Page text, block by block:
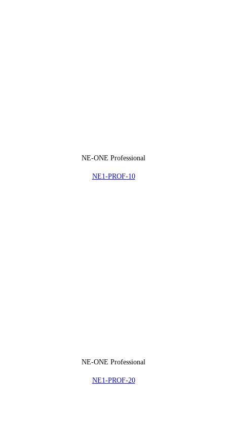
NE-ONE Professional
NE1-PROF-10
NE-ONE Professional
NE1-PROF-20